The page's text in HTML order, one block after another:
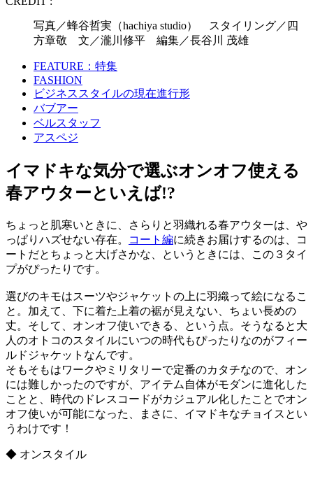
写真／蜂谷哲実（hachiya studio） スタイリング／四
方章敬 文／瀧川修平 編集／長谷川 茂雄
FEATURE：特集
FASHION
ビジネススタイルの現在進行形
バブアー
ベルスタッフ
アスペジ
イマドキな気分で選ぶオンオフ使える
春アウターといえば!?
ちょっと肌寒いときに、さらりと羽織れる春アウターは、や
っぱりハズせない存在。
コート編に続きお届けするのは、コ
ートだとちょっと大げさかな、というときには、この３タイ
プがぴったりです。
選びのキモはスーツやジャケットの上に羽織って絵になるこ
と。加えて、下に着た上着の裾が見えない、ちょい長めの
丈。そして、オンオフ使いできる、という点。そうなると大
人のオトコのスタイルにいつの時代もぴったりなのがフィー
ルドジャケットなんです。
そもそもはワークやミリタリーで定番のカタチなので、オン
には難しかったのですが、アイテム自体がモダンに進化した
ことと、時代のドレスコードがカジュアル化したことでオン
オフ使いが可能になった、まさに、イマドキなチョイスとい
うわけです！
◆ オンスタイル